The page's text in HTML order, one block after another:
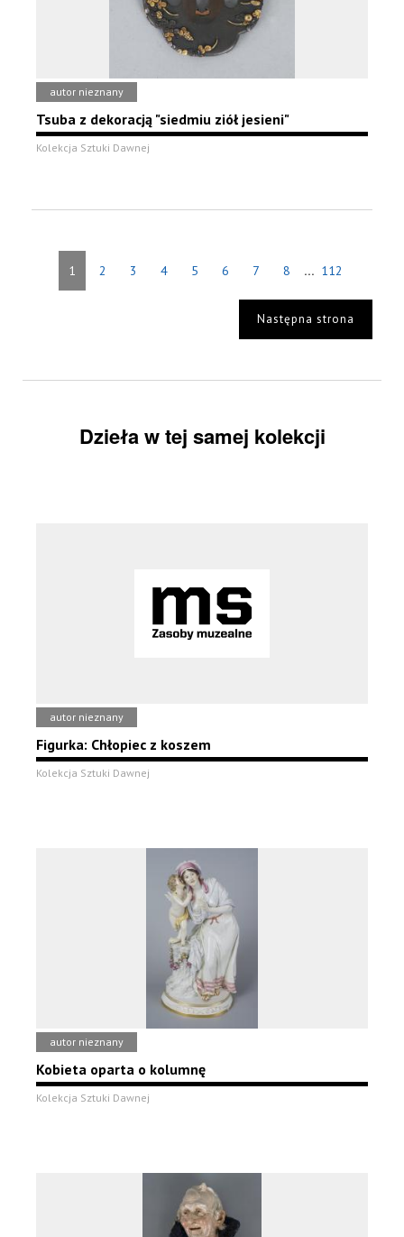
autor nieznany
Tsuba z dekoracją "siedmiu ziół jesieni"
Kolekcja Sztuki Dawnej
1 2 3 4 5 6 7 8 ... 112
Następna strona
Dzieła w tej samej kolekcji
autor nieznany
Figurka: Chłopiec z koszem
Kolekcja Sztuki Dawnej
autor nieznany
Kobieta oparta o kolumnę
Kolekcja Sztuki Dawnej